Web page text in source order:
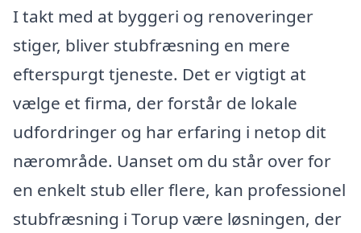
I takt med at byggeri og renoveringer
stiger, bliver stubfræsning en mere
efterspurgt tjeneste. Det er vigtigt at
vælge et firma, der forstår de lokale
udfordringer og har erfaring i netop dit
nærområde. Uanset om du står over for
en enkelt stub eller flere, kan professionel
stubfræsning i Torup være løsningen, der